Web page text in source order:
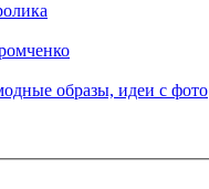
образы, идеи с фото